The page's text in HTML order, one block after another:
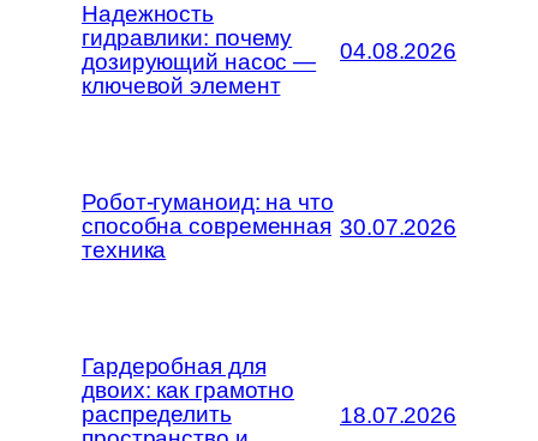
Надежность
гидравлики: почему
дозирующий насос —
ключевой элемент
04.08.2026
Робот-гуманоид: на что
способна современная
техника
30.07.2026
Гардеробная для
двоих: как грамотно
распределить
18.07.2026